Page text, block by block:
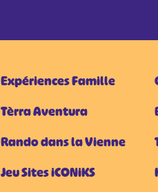
Expériences Famille
Tèrra Aventura
Rando dans la Vienne
Jeu Sites iCONiKS